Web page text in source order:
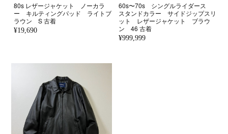
80s レザージャケット ノーカラ
ー キルティングパッド ライトブ
ラウン S 古着
¥19,690
60s〜70s シングルライダース
スタンドカラー サイドジップスリ
ット レザージャケット ブラウ
ン 46 古着
¥999,999